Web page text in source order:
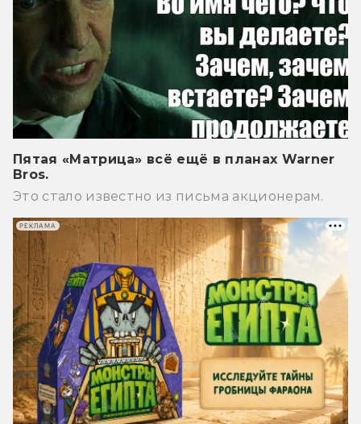
Пятая «Матрица» всё ещё в планах Warner
Bros.
Это стало известно из письма акционерам.
РЕКЛАМА